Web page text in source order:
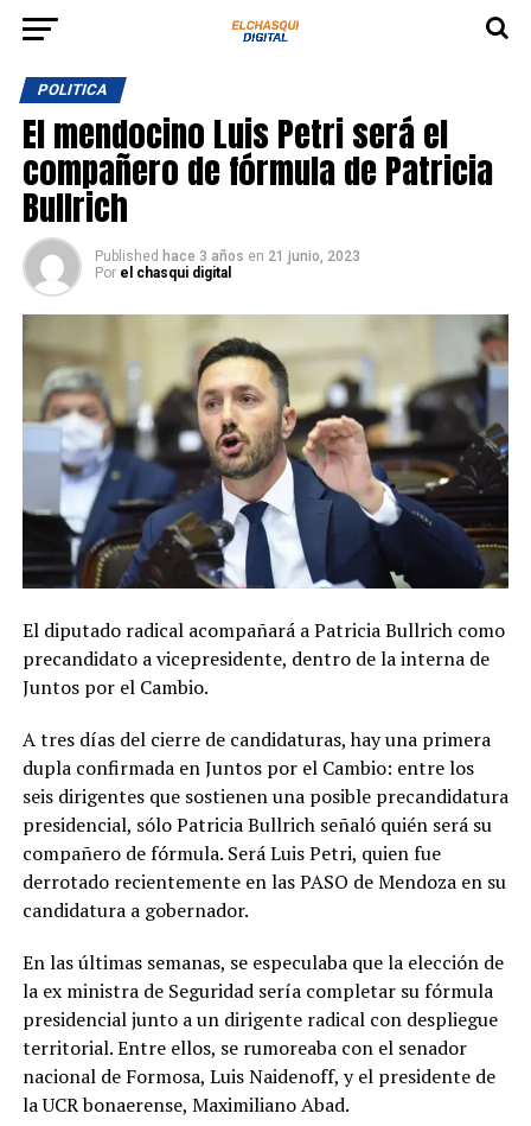
POLITICA
El mendocino Luis Petri será el
compañero de fórmula de Patricia
Bullrich
Published hace 3 años en 21 junio, 2023
Por el chasqui digital
El diputado radical acompañará a Patricia Bullrich como
precandidato a vicepresidente, dentro de la interna de
Juntos por el Cambio.
A tres días del cierre de candidaturas, hay una primera
dupla confirmada en Juntos por el Cambio: entre los
seis dirigentes que sostienen una posible precandidatura
presidencial, sólo Patricia Bullrich señaló quién será su
compañero de fórmula. Será Luis Petri, quien fue
derrotado recientemente en las PASO de Mendoza en su
candidatura a gobernador.
En las últimas semanas, se especulaba que la elección de
la ex ministra de Seguridad sería completar su fórmula
presidencial junto a un dirigente radical con despliegue
territorial. Entre ellos, se rumoreaba con el senador
nacional de Formosa, Luis Naidenoff, y el presidente de
la UCR bonaerense, Maximiliano Abad.